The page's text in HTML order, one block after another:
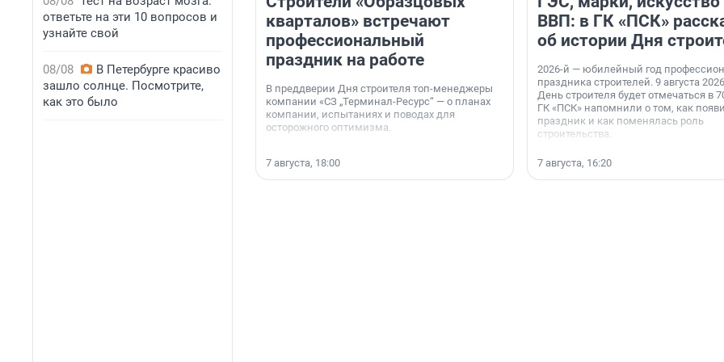
ответьте на эти 10 вопросов и
узнайте свой
08/08
В Петербурге красиво
зашло солнце. Посмотрите,
как это было
кварталов» встречают
профессиональный
праздник на работе
В преддверии Дня строителя топ-менеджеры
компании «СЗ „Терминал-Ресурс“ — о планах
компании, испытаниях и поводах для
осторожного оптимизма.
7 августа, 18:00
ВВП: в ГК «ПСК»
об истории Дня
2026-й — юбилейный год
праздника строителей. 9 августа
День строителя будет отмечаться в
ГК «ПСК» напомнили о том, как
праздник и как поменялась роль
строительства.
7 августа, 16:20